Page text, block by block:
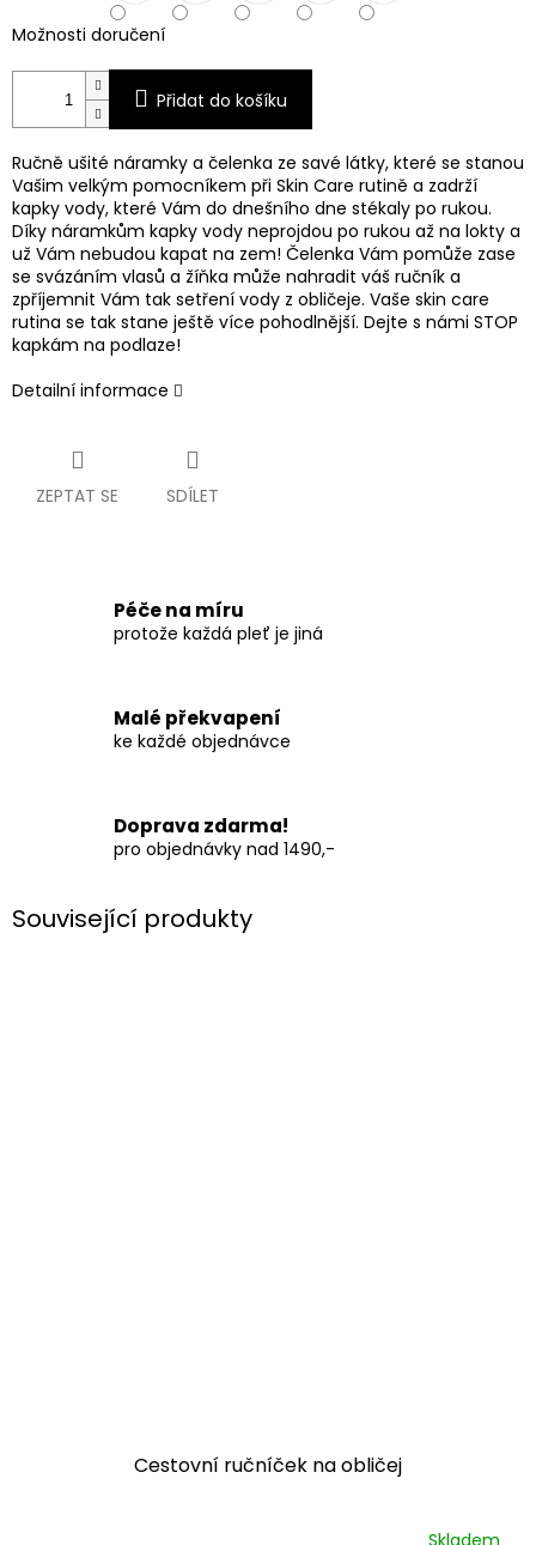
Možnosti doručení
Přidat do košíku
Ručně ušité náramky a čelenka ze savé látky, které se stanou
Vašim velkým pomocníkem při Skin Care rutině a zadrží
kapky vody, které Vám do dnešního dne stékaly po rukou.
Díky náramkům kapky vody neprojdou po rukou až na lokty a
už Vám nebudou kapat na zem! Čelenka Vám pomůže zase
se svázáním vlasů a žíňka může nahradit váš ručník a
zpříjemnit Vám tak setření vody z obličeje. Vaše skin care
rutina se tak stane ještě více pohodlnější. Dejte s námi STOP
kapkám na podlaze!
Detailní informace
ZEPTAT SE SDÍLET
Péče na míru
protože každá pleť je jiná
Malé překvapení
ke každé objednávce
Doprava zdarma!
pro objednávky nad 1490,-
Související produkty
Cestovní ručníček na obličej